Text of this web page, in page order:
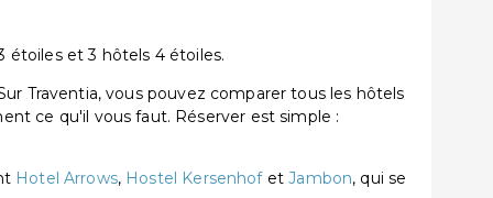
étoiles et 3 hôtels 4 étoiles.
Traventia, vous pouvez comparer tous les hôtels
ce qu'il vous faut. Réserver est simple :
Hotel Arrows, Hostel KersenhofetJambon, qui se